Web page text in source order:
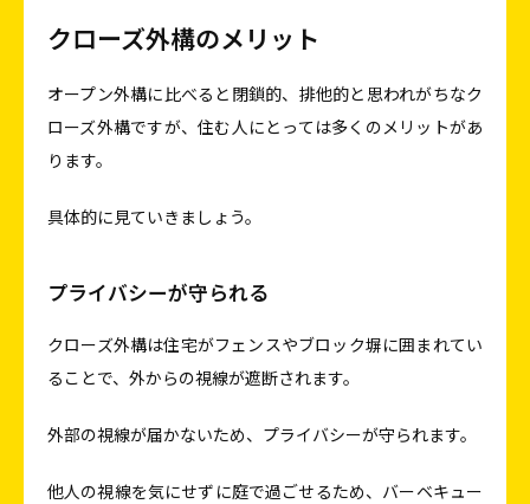
クローズ外構のメリット
オープン外構に比べると閉鎖的、排他的と思われがちなク
ローズ外構ですが、住む人にとっては多くのメリットがあ
ります。
具体的に見ていきましょう。
プライバシーが守られる
クローズ外構は住宅がフェンスやブロック塀に囲まれてい
ることで、外からの視線が遮断されます。
外部の視線が届かないため、プライバシーが守られます。
他人の視線を気にせずに庭で過ごせるため、バーベキュー